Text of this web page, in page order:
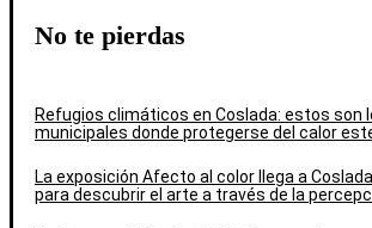
No te pierdas
Refugios climáticos en Coslada: estos son
municipales donde protegerse del calor
La exposición Afecto al color llega a
para descubrir el arte a través de la